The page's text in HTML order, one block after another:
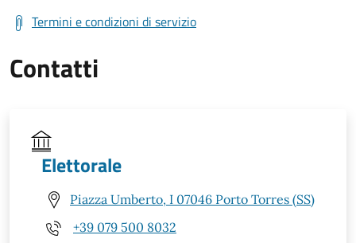
Termini e condizioni di servizio
Contatti
Elettorale
Piazza Umberto, I 07046 Porto Torres (SS)
+39 079 500 8032